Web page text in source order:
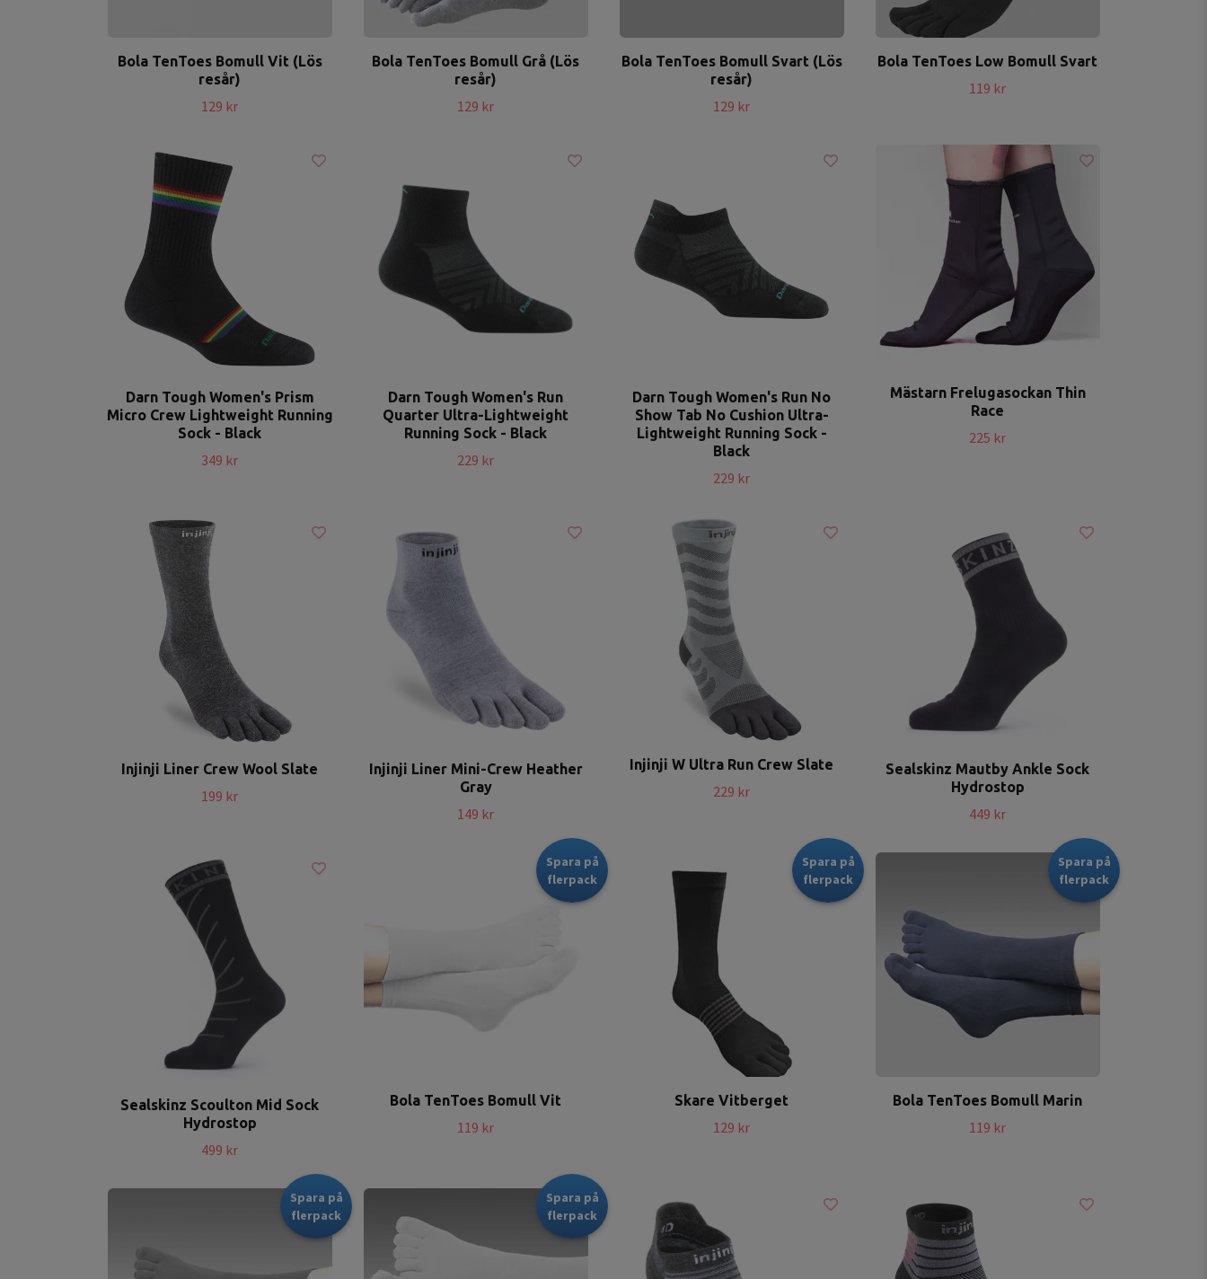
Bola TenToes Bomull Vit (Lös
resår)
129 kr
Bola TenToes Bomull Grå (Lös
resår)
129 kr
Bola TenToes Bomull Svart (Lös
resår)
129 kr
Bola TenToes Low Bomull Svart
119 kr
Darn Tough Women's Prism
Micro Crew Lightweight Running
Sock - Black
349 kr
Darn Tough Women's Run
Quarter Ultra-Lightweight
Running Sock - Black
229 kr
Darn Tough Women's Run No
Show Tab No Cushion Ultra-
Lightweight Running Sock -
Black
229 kr
Mästarn Frelugasockan Thin
Race
225 kr
Injinji Liner Crew Wool Slate
199 kr
Injinji Liner Mini-Crew Heather
Gray
149 kr
Injinji W Ultra Run Crew Slate
229 kr
Sealskinz Mautby Ankle Sock
Hydrostop
449 kr
Sealskinz Scoulton Mid Sock
Hydrostop
499 kr
Spara på
flerpack
Bola TenToes Bomull Vit
119 kr
Spara på
flerpack
Skare Vitberget
129 kr
Spara på
flerpack
Bola TenToes Bomull Marin
119 kr
Spara på
flerpack
Spara på
flerpack